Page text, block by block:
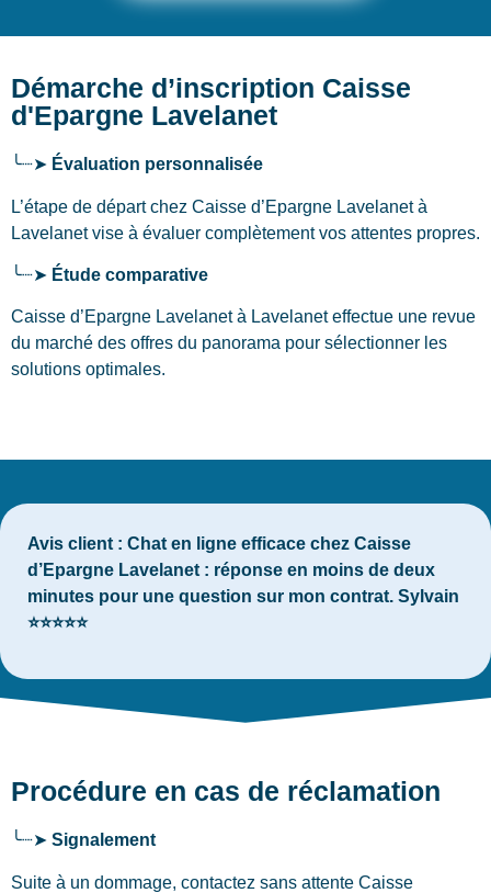
Démarche d’inscription Caisse
d'Epargne Lavelanet
╰┈➤ Évaluation personnalisée
L’étape de départ chez Caisse d’Epargne Lavelanetà
Lavelanetvise à évaluer complètement vos attentes propres.
╰┈➤ Étude comparative
Caisse d’Epargne Lavelanet à Lavelanet effectue une revue
du marché des offres du panorama pour sélectionner les
solutions optimales.
Avis client : Chat en ligne efficace chez Caisse
d’Epargne Lavelanet : réponse en moins de deux
minutes pour une question sur mon contrat. Sylvain
⭐⭐⭐⭐⭐
Procédure en cas de réclamation
╰┈➤ Signalement
Suite à un dommage, contactez sans attente Caisse